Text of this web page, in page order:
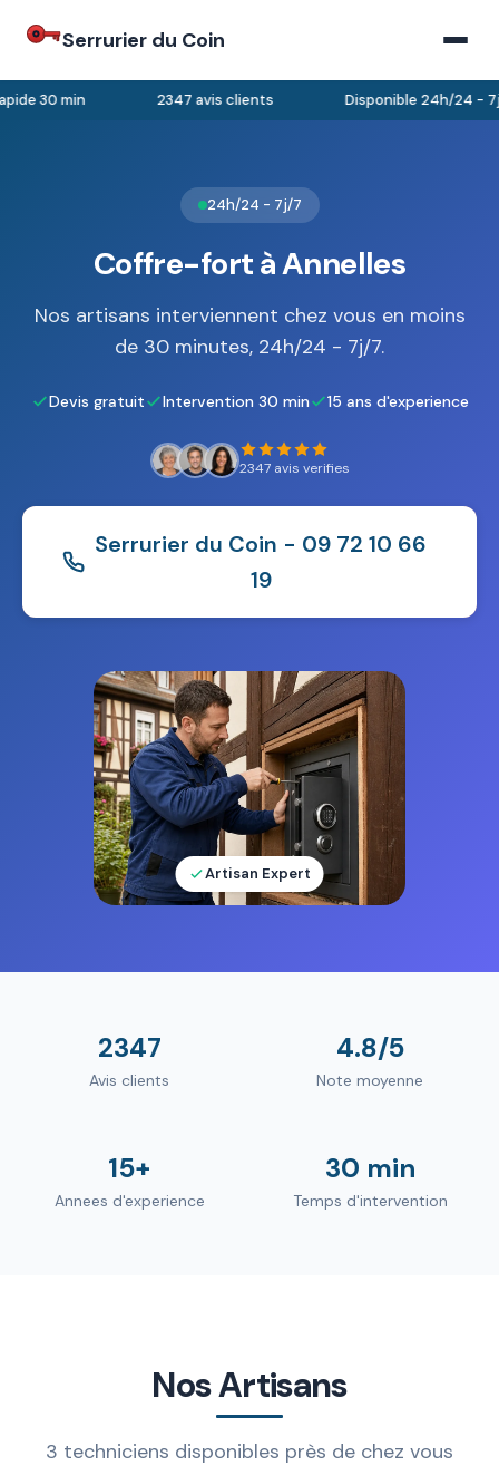
Serrurier du Coin
30 min 2347 avis clients Disponible 24h/24 -
24h/24 - 7j/7
Coffre-fort à Annelles
Nos artisans interviennent chez vous en moins
de 30 minutes, 24h/24 - 7j/7.
Devis gratuit Intervention 30 min 15 ans d'experience
2347 avis verifies
Serrurier du Coin - 09 72 10 66
19
Artisan Expert
2347
Avis clients
4.8/5
Note moyenne
15+
Annees d'experience
30 min
Temps d'intervention
Nos Artisans
3 techniciens disponibles près de chez vous